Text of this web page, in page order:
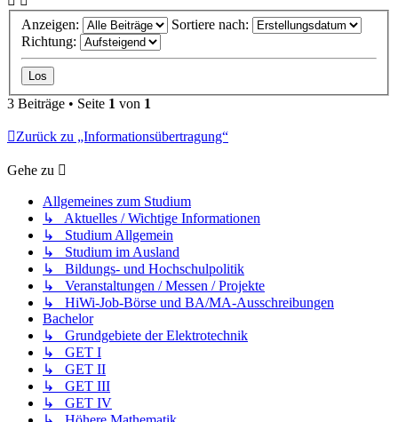
Anzeigen:
Sortiere nach:
Richtung:
3 Beiträge • Seite 1 von 1
Zurück zu „Informationsübertragung“
Gehe zu
Allgemeines zum Studium
↳ Aktuelles / Wichtige Informationen
↳ Studium Allgemein
↳ Studium im Ausland
↳ Bildungs- und Hochschulpolitik
↳ Veranstaltungen / Messen / Projekte
↳ HiWi-Job-Börse und BA/MA-Ausschreibungen
Bachelor
↳ Grundgebiete der Elektrotechnik
↳ GET I
↳ GET II
↳ GET III
↳ GET IV